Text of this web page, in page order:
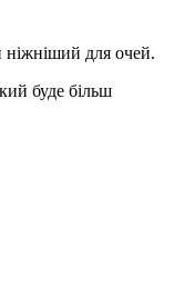
для очей.
буде більш